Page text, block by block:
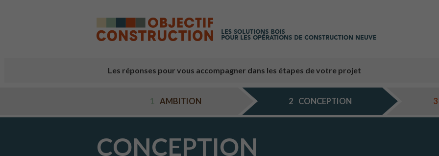
Les réponses pour vous accompagner dans les étapes de votre projet
1 AMBITION 2 CONCEPTION 3
CONCEPTION